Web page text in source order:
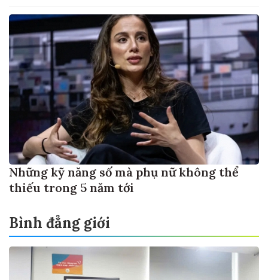
Những kỹ năng số mà phụ nữ không thể
thiếu trong 5 năm tới
Bình đẳng giới